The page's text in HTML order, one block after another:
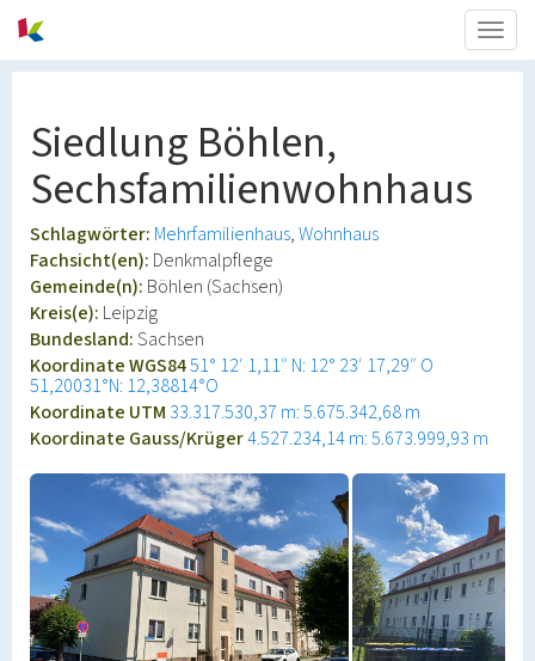
Siedlung Böhlen,
Sechsfamilienwohnhaus
Schlagwörter: Mehrfamilienhaus Wohnhaus
Fachsicht(en): Denkmalpflege
Gemeinde(n): Böhlen (Sachsen)
Kreis(e): Leipzig
Bundesland:Sachsen
Koordinate WGS8451° 12′ 1,11″ N: 12° 23′ 17,29″ O
51,20031°N: 12,38814°O
Koordinate UTM 33.317.530,37 m: 5.675.342,68 m
Koordinate Gauss/Krüger4.527.234,14 m: 5.673.999,93 m